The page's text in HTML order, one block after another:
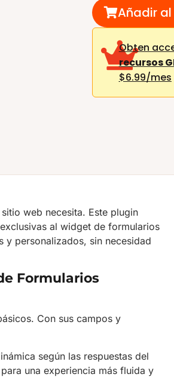
Añadir
Obten
recursos
$6.99/mes
web necesita. Este plugin
al widget de formularios
y personalizados, sin necesidad
Formularios
Con sus campos y
según las respuestas del
una experiencia más fluida y